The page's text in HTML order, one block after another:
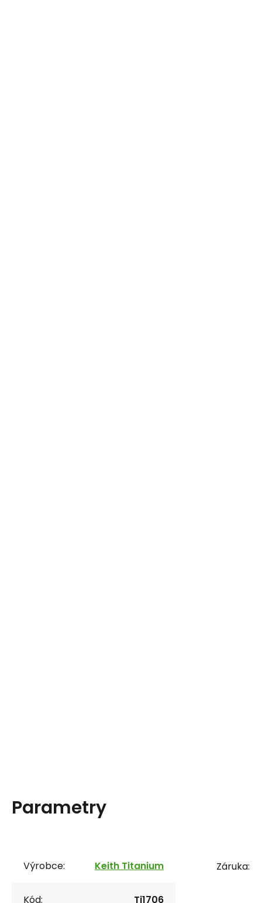
Parametry
Výrobce: Keith Titanium
Kód: Ti1706
Záruka: